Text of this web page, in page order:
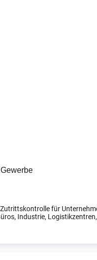
für
Industrie,